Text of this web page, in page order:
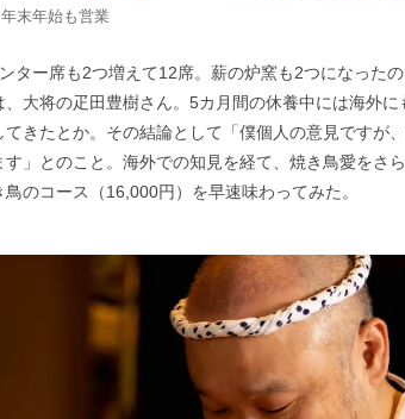
末年始も営業
ター席も2つ増えて12席。薪の炉窯も2つになった
大将の疋田豊樹さん。5カ月間の休養中には海外
きたとか。その結論として「僕個人の意見ですが
」とのこと。海外での知見を経て、焼き鳥愛をさ
のコース（16,000円）を早速味わってみた。